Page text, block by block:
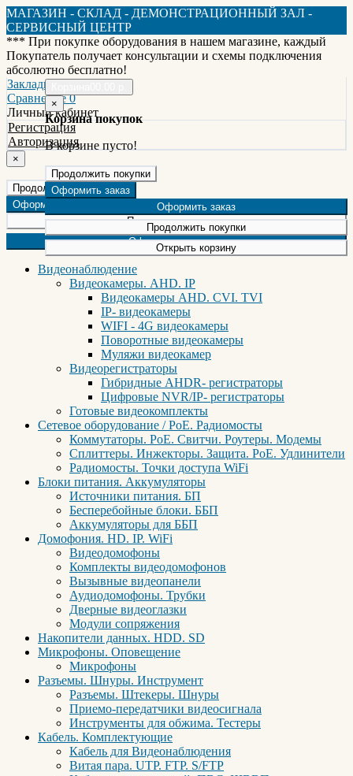
МАГАЗИН - СКЛАД - ДЕМОНСТРАЦИОННЫЙ ЗАЛ -
СЕРВИСНЫЙ ЦЕНТР
*** При покупке оборудования в нашем магазине, каждый
Покупатель получает консультации и схемы подключения
абсолютно бесплатно!
Закладки 0
Сравнение 0
Личный кабинет
Регистрация
Авторизация
×
Продолжить покупки
Оформление заказа
Продолжить покупки
Оформление заказа
Видеонаблюдение
Видеокамеры. AHD. IP
Видеокамеры AHD. CVI. TVI
IP- видеокамеры
WIFI - 4G видеокамеры
Поворотные видеокамеры
Муляжи видеокамер
Видеорегистраторы
Гибридные AHDR- регистраторы
Цифровые NVR/IP- регистраторы
Готовые видеокомплекты
Сетевое оборудование / PoE. Радиомосты
Коммутаторы. PoE. Свитчи. Роутеры. Модемы
Сплиттеры. Инжекторы. Защита. PoE. Удлинители
Радиомосты. Точки доступа WiFi
Блоки питания. Аккумуляторы
Источники питания. БП
Бесперебойные блоки. ББП
Аккумуляторы для ББП
Домофония. HD. IP. WiFi
Видеодомофоны
Комплекты видеодомофонов
Вызывные видеопанели
Аудиодомофоны. Трубки
Дверные видеоглазки
Модули сопряжения
Накопители данных. HDD. SD
Микрофоны. Оповещение
Микрофоны
Разъемы. Шнуры. Инструмент
Разъемы. Штекеры. Шнуры
Приемо-передатчики видеосигнала
Инструменты для обжима. Тестеры
Кабель. Комплектующие
Кабель для Видеонаблюдения
Витая пара. UTP. FTP. S/FTP
×
Корзина покупок
В корзине пусто!
Продолжить покупки
Оформить заказ
Оформить заказ
Продолжить покупки
Открыть корзину